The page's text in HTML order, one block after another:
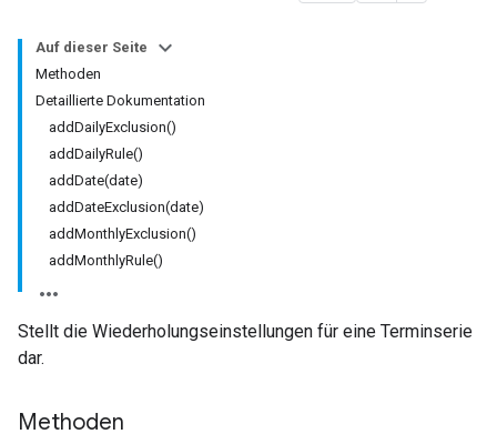
Auf dieser Seite
Methoden
Detaillierte Dokumentation
addDailyExclusion()
addDailyRule()
addDate(date)
addDateExclusion(date)
addMonthlyExclusion()
addMonthlyRule()
Stellt die Wiederholungseinstellungen für eine Terminserie
dar.
Methoden